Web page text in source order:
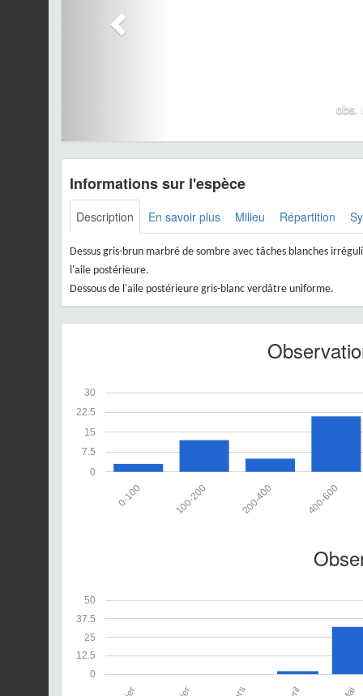
obs.
Informations sur l'espèce
Description En savoir plus Milieu Répartition
Dessus gris-brun marbré de sombre avec tâches blanches
l'aile postérieure.
Dessous de l'aile postérieure gris-blanc verdâtre uniforme.
0
7.5
15
22.5
30
400-600
200-400
100-200
0-100
0
12.5
25
37.5
50